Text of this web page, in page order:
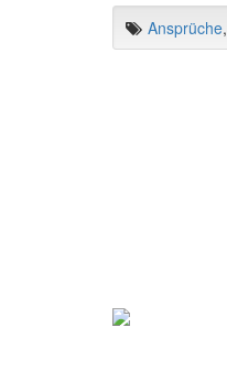
Ansprüche,